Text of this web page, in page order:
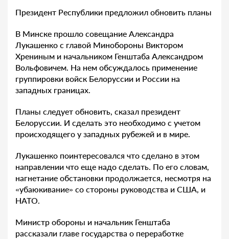
Президент Республики предложил обновить планы
В Минске прошло совещание Александра
Лукашенко с главой Минобороны Виктором
Хрениным и начальником Генштаба Александром
Вольфовичем. На нем обсуждалось применение
группировки войск Белоруссии и России на
западных границах.
Планы следует обновить, сказал президент
Белоруссии. И сделать это необходимо с учетом
происходящего у западных рубежей и в мире.
Лукашенко поинтересовался что сделано в этом
направлении что еще надо сделать. По его словам,
нагнетание обстановки продолжается, несмотря на
«убаюкивание» со стороны руководства и США, и
НАТО.
Министр обороны и начальник Генштаба
рассказали главе государства о переработке